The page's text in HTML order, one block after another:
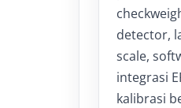
detector,
scale,
integrasi
kalibrasi